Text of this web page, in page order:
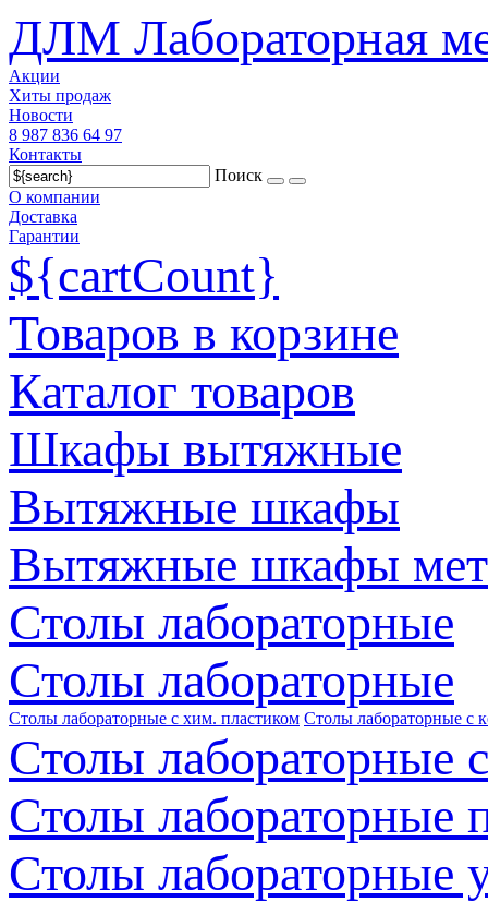
ДЛМ Лабораторная
Акции
Хиты продаж
Новости
8 987 836 64 97
Контакты
Поиск
О компании
Доставка
Гарантии
${cartCount}
Товаров в корзине
Каталог товаров
Шкафы вытяжные
Вытяжные шкафы
Вытяжные шкафы
Столы лабораторные
Столы лабораторные
Столы лабораторные с хим. пластиком Столы лабораторные с
Столы лабораторные
Столы лабораторные
Столы лабораторные